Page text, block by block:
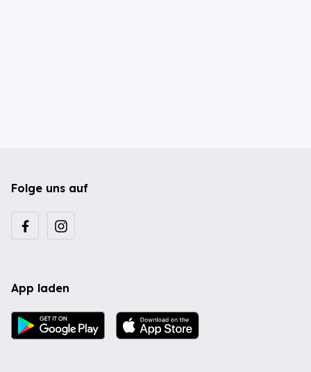
Folge uns auf
App laden